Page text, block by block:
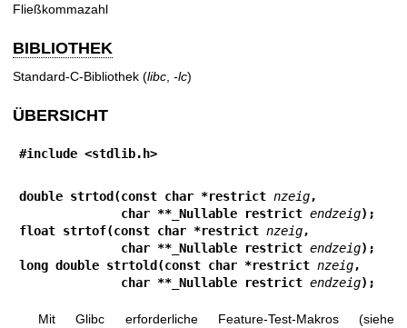
Fließkommazahl
BIBLIOTHEK
Standard-C-Bibliothek (libc -lc)
ÜBERSICHT
#include <stdlib.h>
double strtod(const char *restrict nzeig,
              char **_Nullable restrict
endzeig);
float strtof(const char *restrict nzeig,
              char **_Nullable restrict
endzeig);
long double strtold(const char *restrict nzeig,
              char **_Nullable restrict
endzeig);
Mit Glibc erforderliche Feature-Test-Makros (siehe